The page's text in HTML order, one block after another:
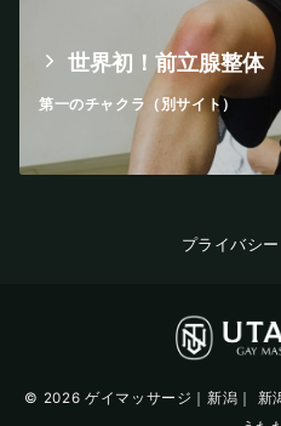
世界初！前立腺整体
第一のチャクラ（別サイト）
プライバシ
© 2026 ゲイマッサージ｜新潟｜ 新